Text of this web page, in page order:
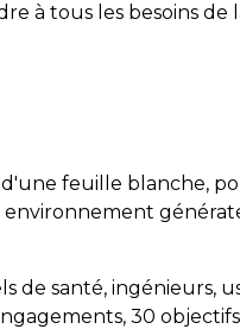
à tous les besoins de
feuille blanche,
de santé, ingénieurs,
30